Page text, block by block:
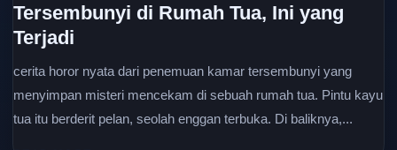
Tersembunyi di Rumah Tua, Ini yang
Terjadi
cerita horor nyata dari penemuan kamar tersembunyi yang
menyimpan misteri mencekam di sebuah rumah tua. Pintu kayu
tua itu berderit pelan, seolah enggan terbuka. Di baliknya,...